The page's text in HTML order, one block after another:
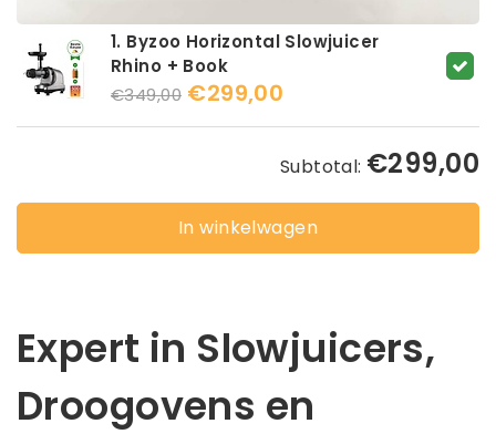
1. Byzoo Horizontal Slowjuicer
Rhino + Book
€349,00 €299,00
Subtotal: €299,00
In winkelwagen
Expert in Slowjuicers,
Droogovens en